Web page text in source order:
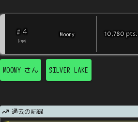
# 4
? rps]
Moony 10,780 pts.
MOONY さん SILVER LAKE
過去の記録